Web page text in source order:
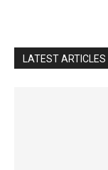
LATEST ARTICLES